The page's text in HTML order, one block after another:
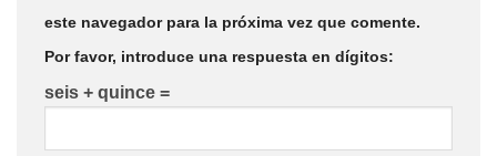
este navegador para la próxima vez que comente.
Por favor, introduce una respuesta en dígitos:
seis + quince =